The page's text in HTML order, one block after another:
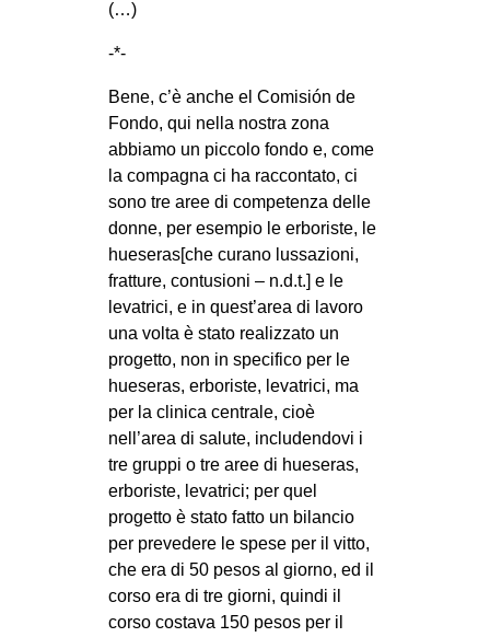
(…)
-*-
Bene, c’è anche el Comisión de
Fondo, qui nella nostra zona
abbiamo un piccolo fondo e, come
la compagna ci ha raccontato, ci
sono tre aree di competenza delle
donne, per esempio le erboriste, le
hueseras[che curano lussazioni,
fratture, contusioni – n.d.t.] e le
levatrici, e in quest’area di lavoro
una volta è stato realizzato un
progetto, non in specifico per le
hueseras, erboriste, levatrici, ma
per la clinica centrale, cioè
nell’area di salute, includendovi i
tre gruppi o tre aree di hueseras,
erboriste, levatrici; per quel
progetto è stato fatto un bilancio
per prevedere le spese per il vitto,
che era di 50 pesos al giorno, ed il
corso era di tre giorni, quindi il
corso costava 150 pesos per il